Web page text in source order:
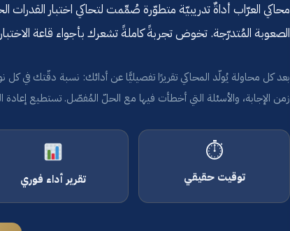
محاكي العرّاب أداةٌ تدريبيّة متطوّرة صُمِّمت لتحاكي اختبار
الصعوبة المُتدرّجة. تخوض تجربةً كاملةً تشعرك بأجواء قاعة
بعد كل محاولة يُولّد المحاكي تقريرًا تفصيليًّا عن أدائك: نسبة دقّتك في كل
زمن الإجابة، والأسئلة التي أخطأت فيها مع الحلّ المُفصّل. تستطيع
⏱
توقيت حقيقي تقرير أداء فوري